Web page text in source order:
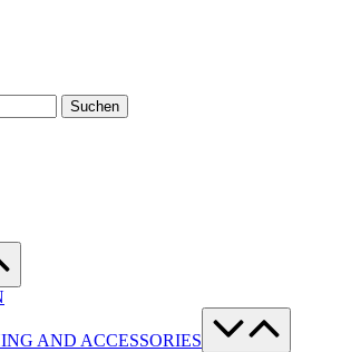
Suchen
AND ACCESSORIES
Menü-
Schalter